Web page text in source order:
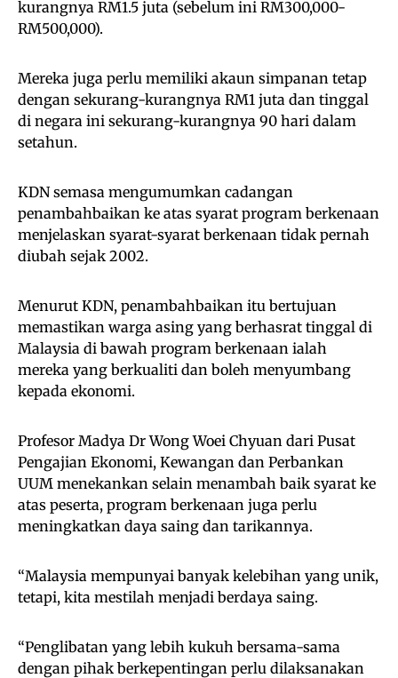
kurangnya RM1.5 juta (sebelum ini RM300,000-
RM500,000).
Mereka juga perlu memiliki akaun simpanan tetap
dengan sekurang-kurangnya RM1 juta dan tinggal
di negara ini sekurang-kurangnya 90 hari dalam
setahun.
KDN semasa mengumumkan cadangan
penambahbaikan ke atas syarat program berkenaan
menjelaskan syarat-syarat berkenaan tidak pernah
diubah sejak 2002.
Menurut KDN, penambahbaikan itu bertujuan
memastikan warga asing yang berhasrat tinggal di
Malaysia di bawah program berkenaan ialah
mereka yang berkualiti dan boleh menyumbang
kepada ekonomi.
Profesor Madya Dr Wong Woei Chyuan dari Pusat
Pengajian Ekonomi, Kewangan dan Perbankan
UUM menekankan selain menambah baik syarat ke
atas peserta, program berkenaan juga perlu
meningkatkan daya saing dan tarikannya.
“Malaysia mempunyai banyak kelebihan yang unik,
tetapi, kita mestilah menjadi berdaya saing.
“Penglibatan yang lebih kukuh bersama-sama
dengan pihak berkepentingan perlu dilaksanakan